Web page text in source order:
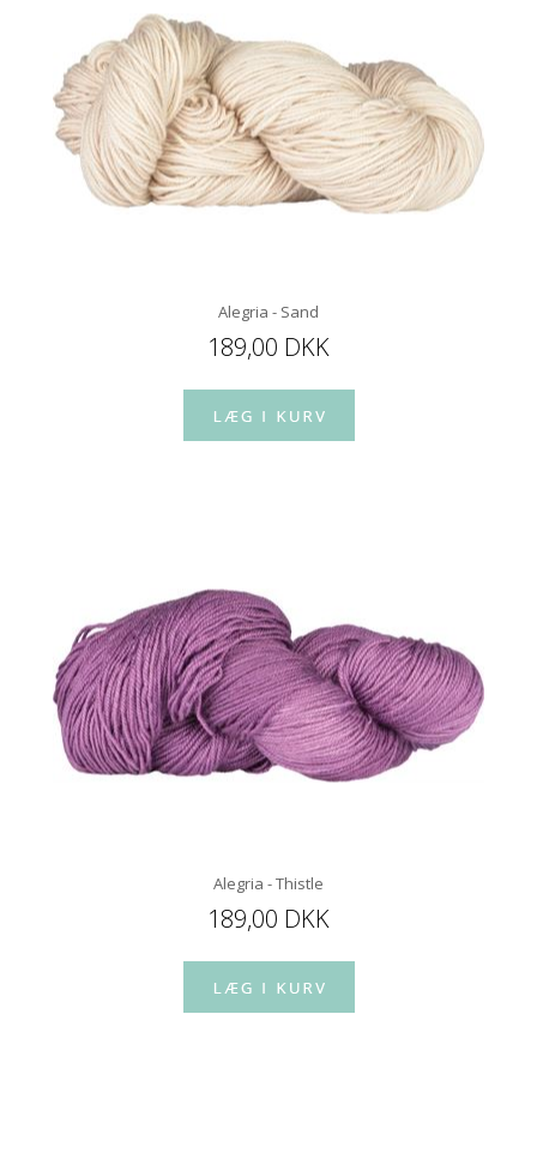
Alegria - Sand
189,00 DKK
Alegria - Thistle
189,00 DKK